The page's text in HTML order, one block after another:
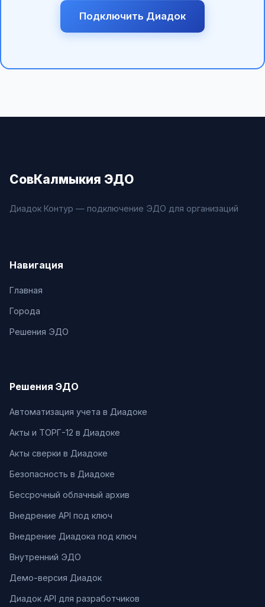
Подключить Диадок
СовКалмыкия ЭДО
Диадок Контур — подключение ЭДО для организаций
Навигация
Главная
Города
Решения ЭДО
Решения ЭДО
Автоматизация учета в Диадоке
Акты и ТОРГ-12 в Диадоке
Акты сверки в Диадоке
Безопасность в Диадоке
Бессрочный облачный архив
Внедрение API под ключ
Внедрение Диадока под ключ
Внутренний ЭДО
Демо-версия Диадок
Диадок API для разработчиков